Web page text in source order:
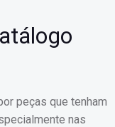
peças que tenham
nas